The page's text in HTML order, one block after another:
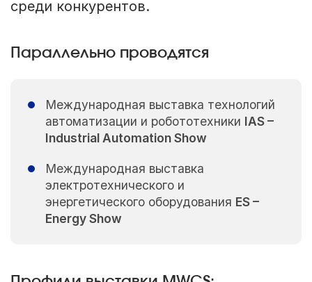
среди конкурентов.
Параллельно проводятся
Международная выставка технологий
автоматизации и робототехники IAS –
Industrial Automation Show
Международная выставка
электротехнического и
энергетического оборудования ES –
Energy Show